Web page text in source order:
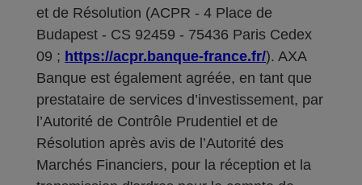
et de Résolution (ACPR - 4 Place de
Budapest - CS 92459 - 75436 Paris Cedex
09 ; https://acpr.banque-france.fr/). AXA
Banque est également agréée, en tant que
prestataire de services d’investissement, par
l’Autorité de Contrôle Prudentiel et de
Résolution après avis de l’Autorité des
Marchés Financiers, pour la réception et la